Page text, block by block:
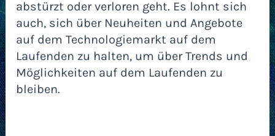
abstürzt oder verloren geht. Es lohnt sich
auch, sich über Neuheiten und Angebote
auf dem Technologiemarkt auf dem
Laufenden zu halten, um über Trends und
Möglichkeiten auf dem Laufenden zu
bleiben.